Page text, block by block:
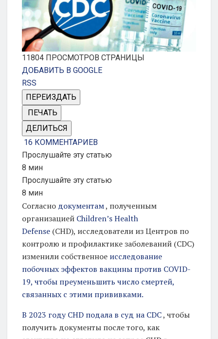
11804 ПРОСМОТРОВ СТРАНИЦЫ
ДОБАВИТЬ В GOOGLE
RSS
ПЕРЕИЗДАТЬ
ПЕЧАТЬ
ДЕЛИТЬСЯ
16 КОММЕНТАРИЕВ
Прослушайте эту статью
8 мин
Прослушайте эту статью
8 мин
Согласно документам, полученным
организацией Children’s Health
Defense (CHD), исследователи из Центров по
контролю и профилактике заболеваний (CDC)
изменили собственное исследование
побочных эффектов вакцины против COVID-
19, чтобы преуменьшить число смертей,
связанных с этими прививками.
В 2023 году CHD подала в суд на CDC, чтобы
получить документы после того, как